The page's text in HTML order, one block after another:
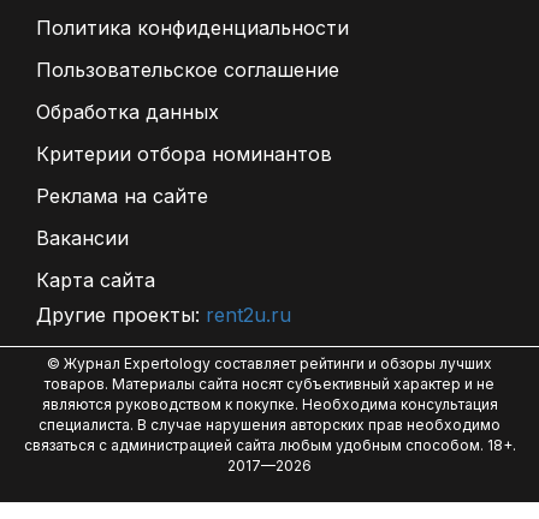
Политика конфиденциальности
Пользовательское соглашение
Обработка данных
Критерии отбора номинантов
Реклама на сайте
Вакансии
Карта сайта
Другие проекты: rent2u.ru
© Журнал Expertology составляет рейтинги и обзоры лучших
товаров. Материалы сайта носят субъективный характер и не
являются руководством к покупке. Необходима консультация
специалиста. В случае нарушения авторских прав необходимо
связаться с администрацией сайта любым удобным способом. 18+.
2017—2026